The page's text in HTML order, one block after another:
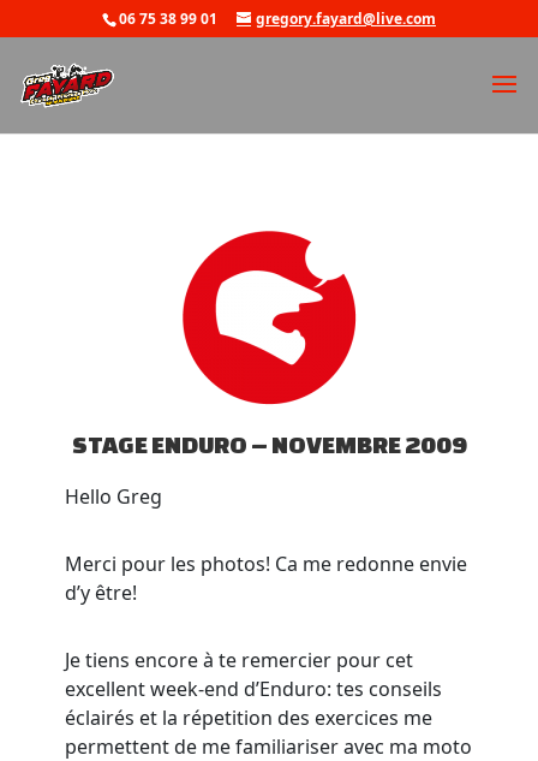
06 75 38 99 01 gregory.fayard@live.com
STAGE ENDURO – NOVEMBRE 2009
Hello Greg
Merci pour les photos! Ca me redonne envie
d’y être!
Je tiens encore à te remercier pour cet
excellent week-end d’Enduro: tes conseils
éclairés et la répetition des exercices me
permettent de me familiariser avec ma moto